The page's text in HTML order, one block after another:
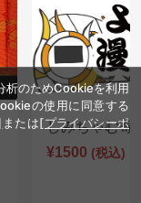
しみちゃむ
¥1500 (税込)
析のためCookieを利用
の使用に同意する
または[プライバシーポ